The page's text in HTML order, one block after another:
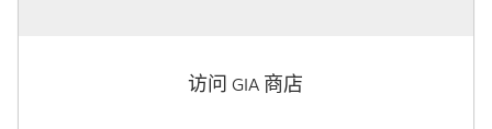
访问 GIA 商店